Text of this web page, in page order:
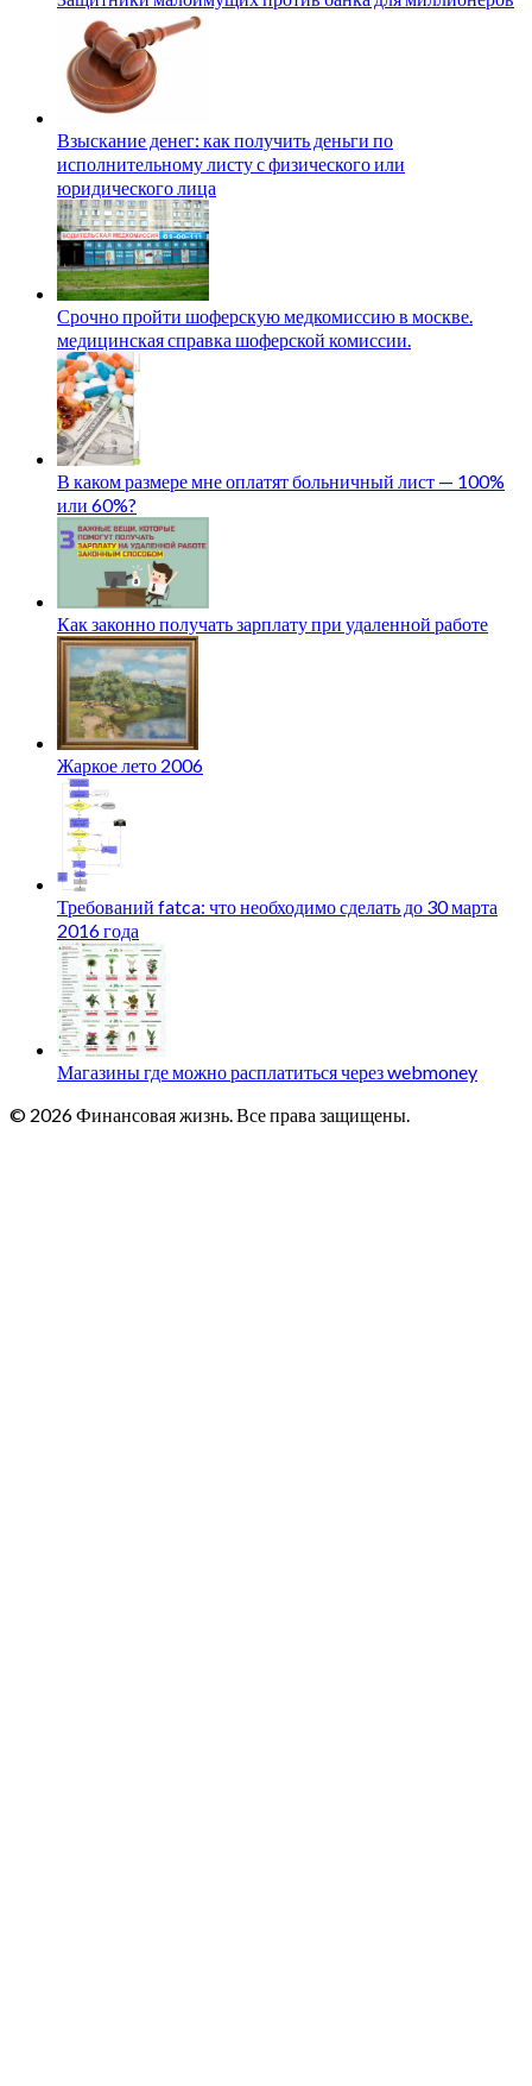
Взыскание денег: как получить деньги по
исполнительному листу с физического или
юридического лица
Срочно пройти шоферскую медкомиссию в москве.
медицинская справка шоферской комиссии.
В каком размере мне оплатят больничный лист — 100%
или 60%?
Как законно получать зарплату при удаленной работе
Жаркое лето 2006
Требований fatca: что необходимо сделать до 30 марта
2016 года
Магазины где можно расплатиться через webmoney
© 2026 Финансовая жизнь. Все права защищены.